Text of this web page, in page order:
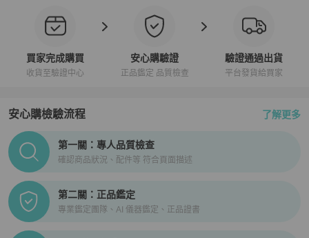
買家完成購買
收貨至驗證中心
安心購驗證
正品鑑定 品質檢查
驗證通過出貨
平台發貨給買家
安心購檢驗流程 了解更多
PopChill拍拍圈正品驗證、安心購檢驗流程介紹
第一關：專人品質檢查
確認商品狀況、配件等 符合頁面描述
第二關：正品鑑定
專業鑑定團隊、AI 儀器鑑定、正品證書